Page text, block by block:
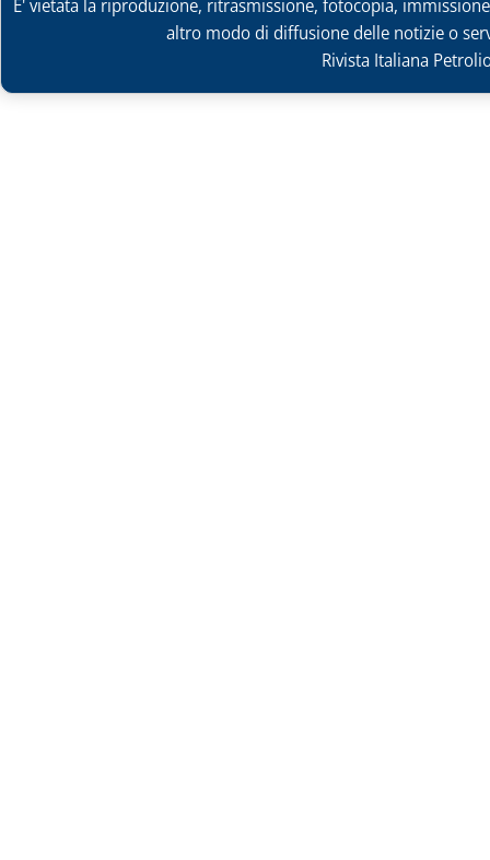
E' vietata la riproduzione, ritrasmissione, fotocopia,
altro modo di diffusione delle notizie o
Rivista Italiana